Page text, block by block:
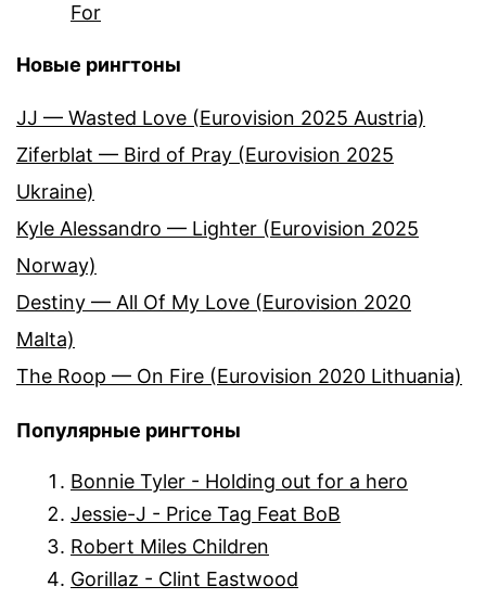
For
Новые рингтоны
JJ — Wasted Love (Eurovision 2025 Austria)
Ziferblat — Bird of Pray (Eurovision 2025
Ukraine)
Kyle Alessandro — Lighter (Eurovision 2025
Norway)
Destiny — All Of My Love (Eurovision 2020
Malta)
The Roop — On Fire (Eurovision 2020 Lithuania)
Популярные рингтоны
Bonnie Tyler - Holding out for a hero
Jessie-J - Price Tag Feat BoB
Robert Miles Children
Gorillaz - Clint Eastwood